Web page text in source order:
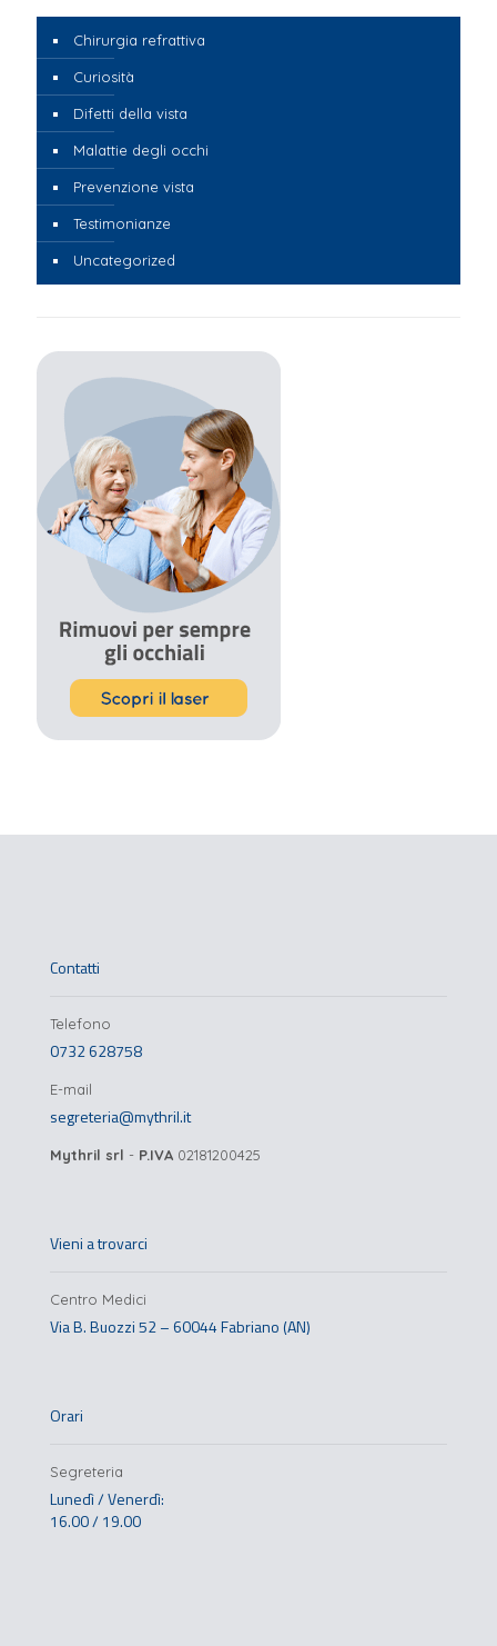
Chirurgia refrattiva
Curiosità
Difetti della vista
Malattie degli occhi
Prevenzione vista
Testimonianze
Uncategorized
Contatti
Telefono
0732 628758
E-mail
segreteria@mythril.it
Mythril srl - P.IVA 02181200425
Vieni a trovarci
Centro Medici
Via B. Buozzi 52 – 60044 Fabriano (AN)
Orari
Segreteria
Lunedì / Venerdì:
16.00 / 19.00